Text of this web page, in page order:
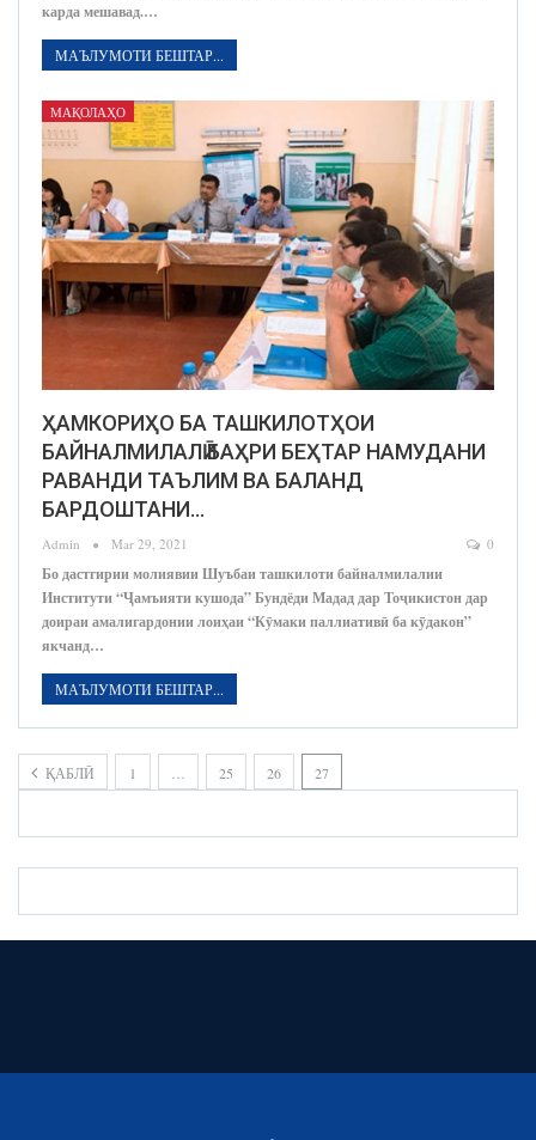
карда мешавад.…
МАЪЛУМОТИ БЕШТАР...
МАҚОЛАҲО
ҲАМКОРИҲО БА ТАШКИЛОТҲОИ
БАЙНАЛМИЛАЛӢ БАҲРИ БЕҲТАР НАМУДАНИ
РАВАНДИ ТАЪЛИМ ВА БАЛАНД
БАРДОШТАНИ…
Admin Mar 29, 2021 0
Бо дастгирии молиявии Шуъбаи ташкилоти байналмилалии
Институти “Ҷамъияти кушода” Бундёди Мадад дар Тоҷикистон дар
доираи амалигардонии лоиҳаи “Кӯмаки паллиативӣ ба кӯдакон”
якчанд…
МАЪЛУМОТИ БЕШТАР...
ҚАБЛӢ 1 25 26 27